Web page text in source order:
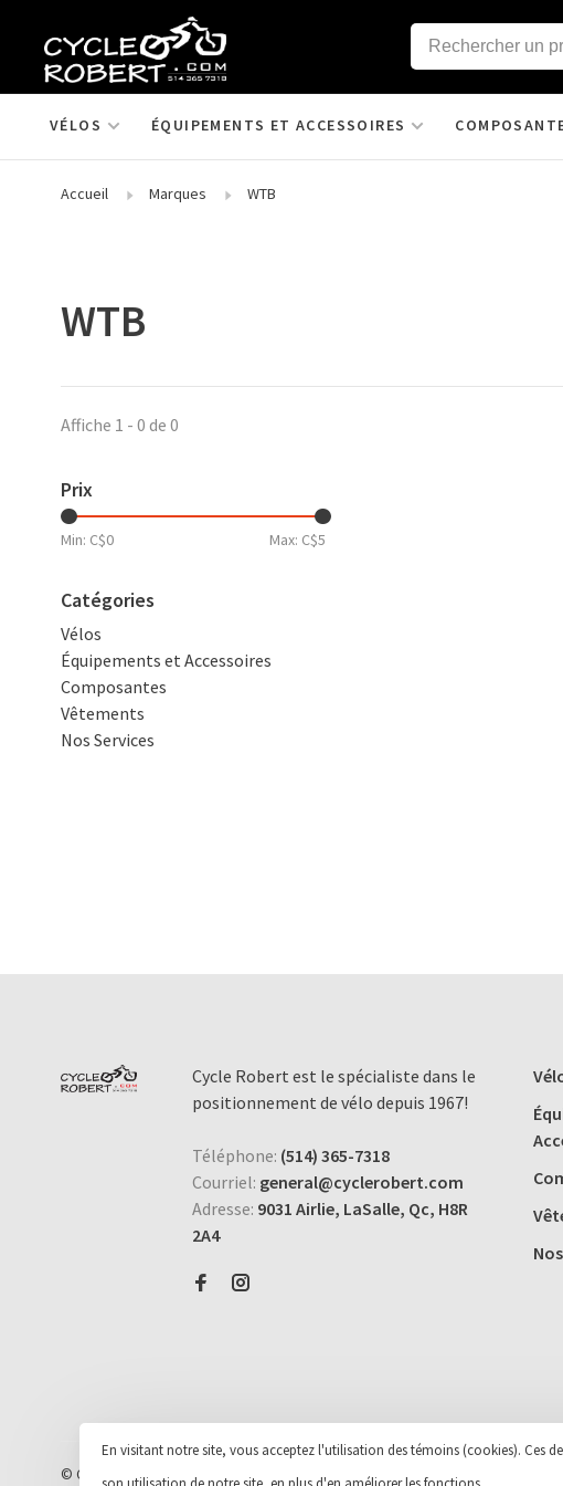
VÉLOS ÉQUIPEMENTS ET ACCESSOIRES
Accueil Marques WTB
WTB
Affiche 1 - 0 de 0
Prix
Min: C$0 Max: C$5
Catégories
Vélos
Équipements et Accessoires
Composantes
Vêtements
Nos Services
Cycle Robert est le spécialiste dans le
positionnement de vélo depuis 1967!
Téléphone: (514) 365-7318
Courriel: general@cyclerobert.com
Adresse: 9031 Airlie, LaSalle, Qc, H8R
2A4
© Copyright 2026 Cycle et Sports Robert Inc. - Powered by Lightspeed
En visitant notre site, vous acceptez l'utilisation des témoins (cookies). Ces